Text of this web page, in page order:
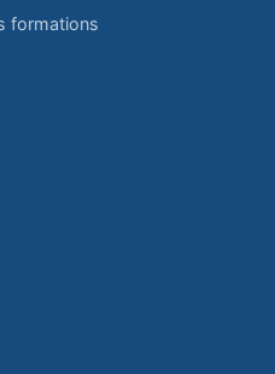
formations